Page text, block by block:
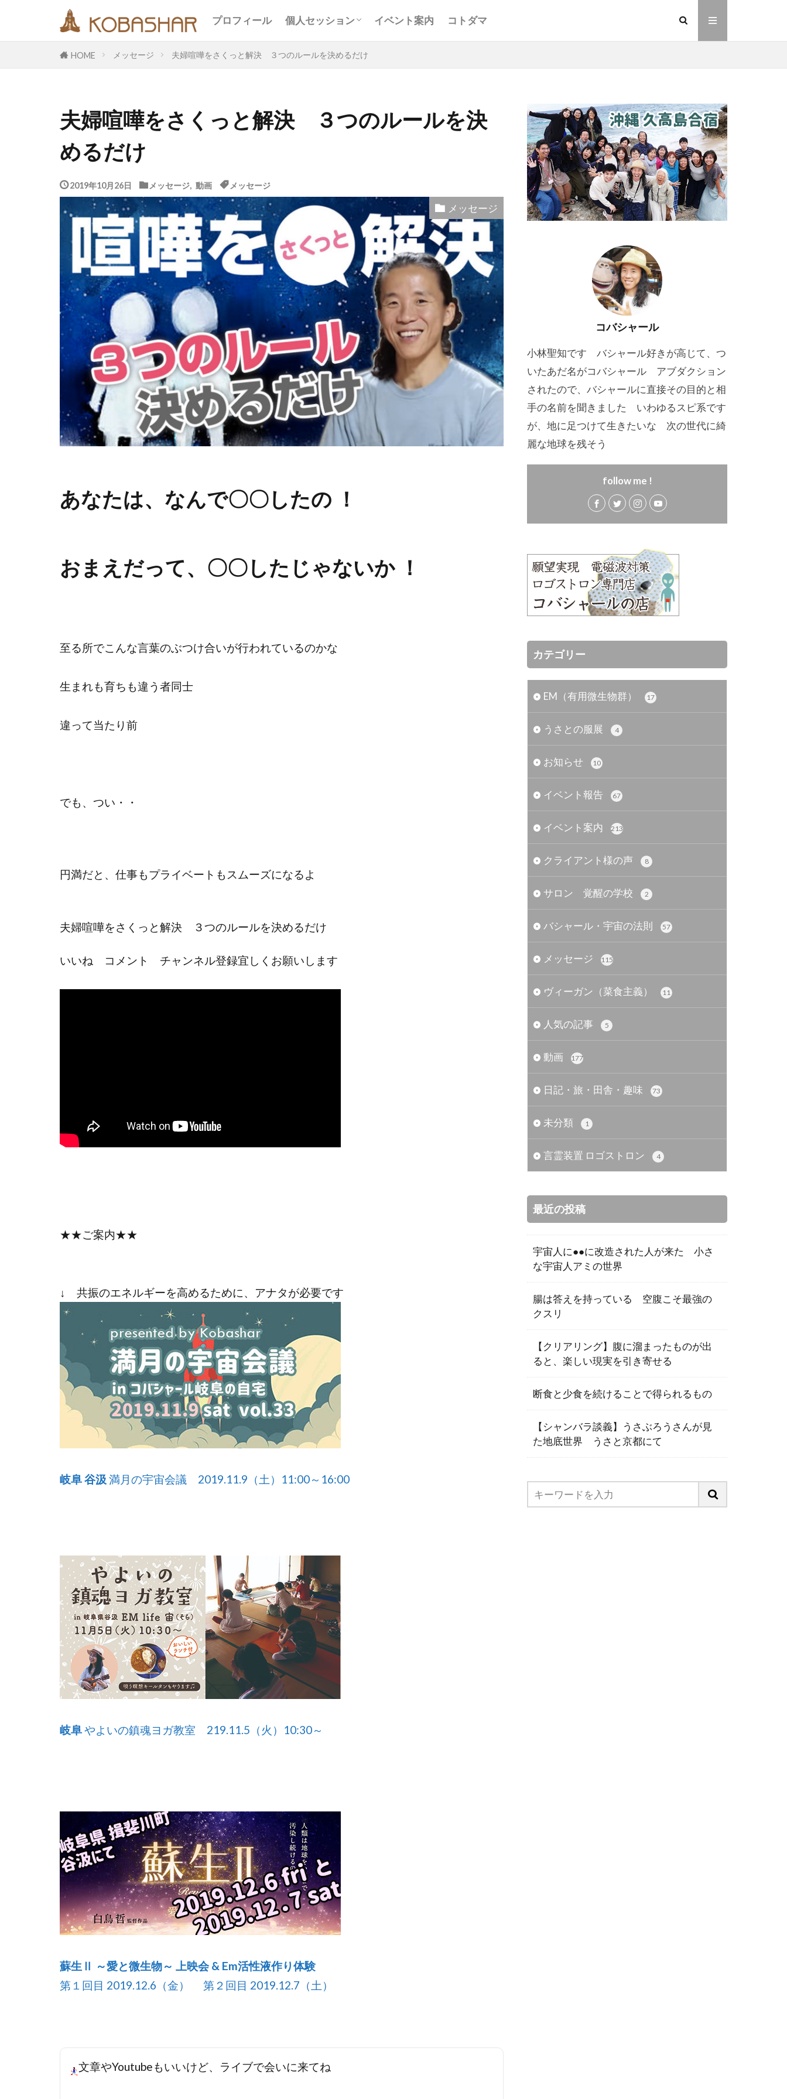
プロフィール 個人セッション
お客様の声
コンサルティング
イベント案内 コトダマ
HOME メッセージ 夫婦喧嘩をさくっと解決 ３つのルールを決めるだけ
夫婦喧嘩をさくっと解決 ３つのルールを決
めるだけ
2019年10月26日 メッセージ 動画 メッセージ
メッセージ
あなたは、なんで〇〇したの ！
おまえだって、〇〇したじゃないか ！
至る所でこんな言葉のぶつけ合いが行われているのかな
生まれも育ちも違う者同士
違って当たり前
でも、つい・・
円満だと、仕事もプライベートもスムーズになるよ
夫婦喧嘩をさくっと解決 ３つのルールを決めるだけ
いいね コメント チャンネル登録宜しくお願いします
★★ご案内★★
↓ 共振のエネルギーを高めるために、アナタが必要です
岐阜 谷汲 満月の宇宙会議 2019.11.9（土）11:00～16:00
岐阜やよいの鎮魂ヨガ教室 219.11.5（火）10:30～
蘇生Ⅱ ～愛と微生物～ 上映会 & Em活性液作り体験
第１回目 2019.12.6（金） 第２回目 2019.12.7（土）
文章やYoutubeもいいけど、ライブで会いに来てね
コバシャール
小林聖知です バシャール好きが高じて、つ
いたあだ名がコバシャール アブダクション
されたので、バシャールに直接その目的と相
手の名前を聞きました いわゆるスピ系です
が、地に足つけて生きたいな 次の世代に綺
麗な地球を残そう
follow me !
カテゴリー
EM（有用微生物群） 17
うさとの服展 4
お知らせ 10
イベント報告 67
イベント案内 213
クライアント様の声 8
サロン 覚醒の学校 2
バシャール・宇宙の法則 57
メッセージ 115
ヴィーガン（菜食主義） 11
人気の記事 5
動画 177
日記・旅・田舎・趣味 73
未分類 1
言霊装置 ロゴストロン 4
最近の投稿
宇宙人に●●に改造された人が来た 小さ
な宇宙人アミの世界
腸は答えを持っている 空腹こそ最強の
クスリ
【クリアリング】腹に溜まったものが出
ると、楽しい現実を引き寄せる
断食と少食を続けることで得られるもの
【シャンバラ談義】うさぶろうさんが見
た地底世界 うさと京都にて
タグ
イヤシロチ
バシャール・宇宙の法則
ヘナ
メッセージ
動画
友人
合宿
名古屋 地底人 子供 宇宙人 岐阜 引き寄せの法則
愛
断食
旅 沖縄 石川県 祓い 覚醒の学校
金沢市
鎮魂
非二元
検索